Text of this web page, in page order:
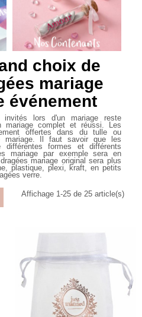
choix de
mariage
événement
invités lors d'un mariage reste
mariage complet et réussi. Les
offertes dans du tulle ou
. Il faut savoir que les
différentes formes et différents
mariage par exemple sera en
mariage original sera plus
plastique, plexi, kraft, en petits
verre.
Affichage 1-25 de 25 article(s)